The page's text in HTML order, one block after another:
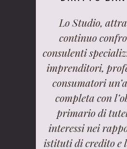
Lo Studio,
continuo
consulenti
imprenditori,
consumatori
completa con
primario di
interessi nei
istituti di credito e